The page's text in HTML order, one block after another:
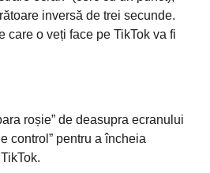
inversă de trei secunde.
care o veți face pe TikTok va fi
roșie” de deasupra ecranului
control” pentru a încheia